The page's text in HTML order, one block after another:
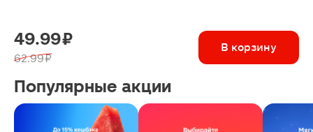
49.99 ₽
62.99 ₽
В корзину
Популярные акции